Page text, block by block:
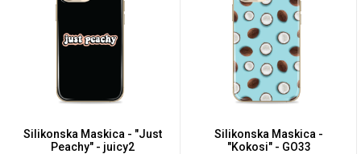
Silikonska Maskica - "Just
Peachy" - juicy2
Silikonska Maskica -
"Kokosi" - GO33